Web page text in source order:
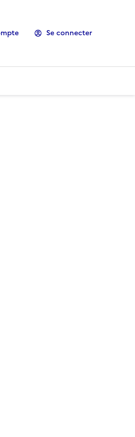
Se connecter